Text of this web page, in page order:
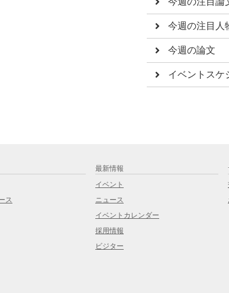
今週の注目人
今週の論文
イベントスケ
ス
最新情報
イベント
ニュース
イベントカレンダー
採用情報
ビジター